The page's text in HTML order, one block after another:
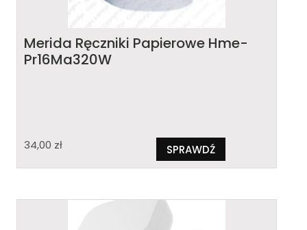
Merida Ręczniki Papierowe Hme-
Pr16Ma320W
34,00 zł SPRAWDŹ